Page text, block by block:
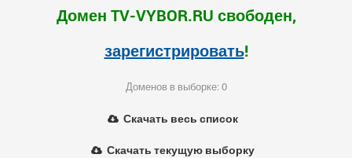
Домен TV-VYBOR.RU свободен,
зарегистрировать!
Доменов в выборке: 0
Скачать весь список
Скачать текущую выборку